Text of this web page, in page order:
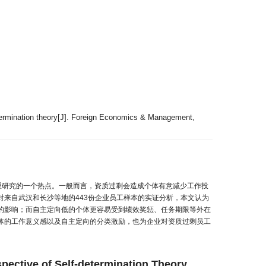
theory[J]. Foreign Economics & Management,
究的一个热点。一般而言，资质过剩会造成个体有意减少工作投
自武汉和长沙等地的443份企业员工样本的实证分析，本文认为
响；而自主定向低的个体更容易受到绩效奖惩、任务期限等外在
工作意义感以及自主定向的分类激励，也为企业对资质过剩员工